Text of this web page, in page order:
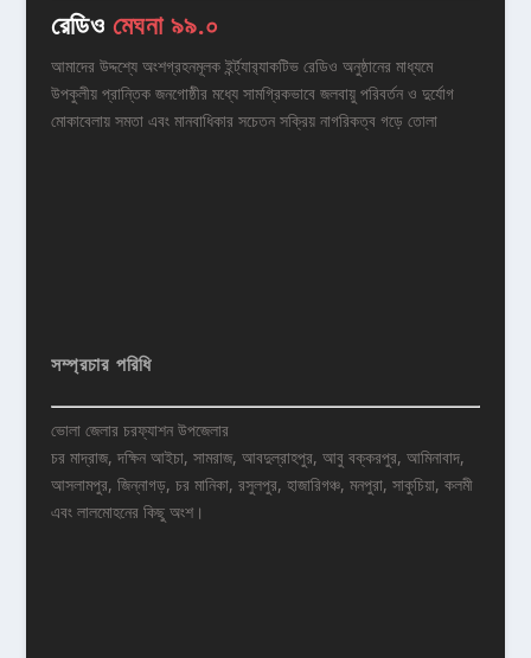
রেডিও মেঘনা ৯৯.০
আমাদের উদ্দশ্যে অংশগ্রহনমূলক ইর্ন্ট্যার‌্যাকটিভ রেডিও অনুষ্ঠানের মাধ্যমে
উপকুলীয় প্রান্তিক জনগোষ্ঠীর মধ্যে সামগ্রিকভাবে জলবায়ু পরিবর্তন ও দুর্যোগ
মোকাবেলায় সমতা এবং মানবাধিকার সচেতন সক্রিয় নাগরিকত্ব গড়ে তোলা
সম্প্রচার পরিধি
ভোলা জেলার চরফ্যাশন উপজেলার
চর মাদ্রাজ, দক্ষিন আইচা, সামরাজ, আবদুল্রাহপুর, আবু বক্করপুর, আমিনাবাদ,
আসলামপুর, জিন্নাগড়, চর মানিকা, রসুলপুর, হাজারিগঞ্চ, মনপুরা, সাকুচিয়া, কলমী
এবং লালমোহনের কিছু অংশ।